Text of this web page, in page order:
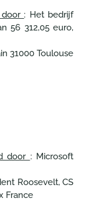
: Het bedrijf
56 312,05 euro,
31000 Toulouse
door : Microsoft
Roosevelt, CS
France